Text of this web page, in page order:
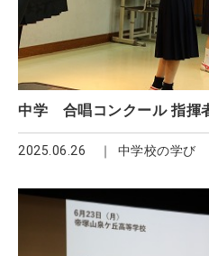
中学 合唱コンクール 指揮
2025.06.26 中学校の学び